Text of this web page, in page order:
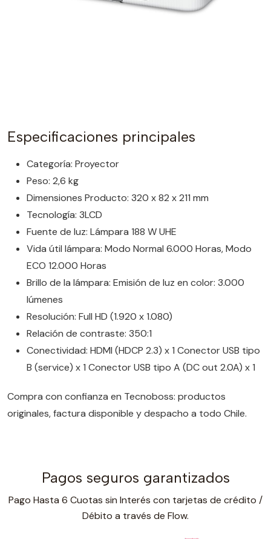
Especificaciones principales
Categoría: Proyector
Peso: 2,6 kg
Dimensiones Producto: 320 x 82 x 211 mm
Tecnología: 3LCD
Fuente de luz: Lámpara 188 W UHE
Vida útil lámpara: Modo Normal 6.000 Horas, Modo
ECO 12.000 Horas
Brillo de la lámpara: Emisión de luz en color: 3.000
lúmenes
Resolución: Full HD (1.920 x 1.080)
Relación de contraste: 350:1
Conectividad: HDMI (HDCP 2.3) x 1 Conector USB tipo
B (service) x 1 Conector USB tipo A (DC out 2.0A) x 1
Compra con confianza en Tecnoboss: productos
originales, factura disponible y despacho a todo Chile.
Pagos seguros garantizados
Pago Hasta 6 Cuotas sin Interés con tarjetas de crédito /
Débito a través de Flow.